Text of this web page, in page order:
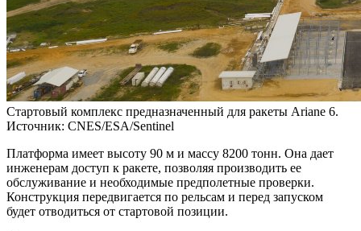
Стартовый комплекс предназначенный для ракеты Ariane 6.
Источник: CNES/ESA/Sentinel
Платформа имеет высоту 90 м и массу 8200 тонн. Она дает
инженерам доступ к ракете, позволяя производить ее
обслуживание и необходимые предполетные проверки.
Конструкция передвигается по рельсам и перед запуском
будет отводиться от стартовой позиции.